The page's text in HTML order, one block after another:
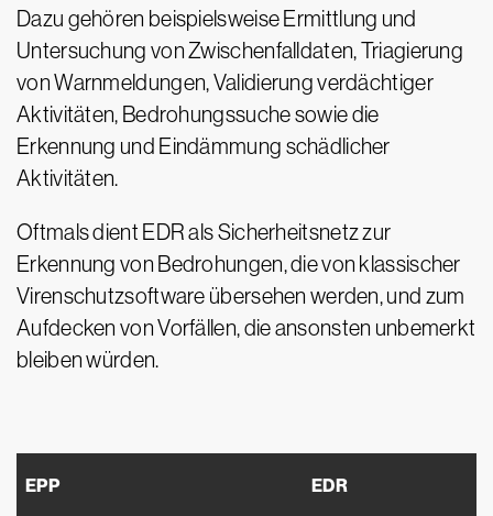
Dazu gehören beispielsweise Ermittlung und
Untersuchung von Zwischenfalldaten, Triagierung
von Warnmeldungen, Validierung verdächtiger
Aktivitäten, Bedrohungssuche sowie die
Erkennung und Eindämmung schädlicher
Aktivitäten.
Oftmals dient EDR als Sicherheitsnetz zur
Erkennung von Bedrohungen, die von klassischer
Virenschutzsoftware übersehen werden, und zum
Aufdecken von Vorfällen, die ansonsten unbemerkt
bleiben würden.
EPP EDR